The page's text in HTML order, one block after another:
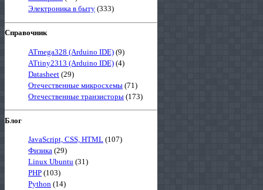
Электроника в быту (333)
Справочник
ATmega328 (Arduino IDE) (9)
ATtiny2313 (Arduino IDE) (4)
Datasheet (29)
Отечественные микросхемы (71)
Отечественные транзисторы (173)
Блог
JavaScript, CSS, HTML (107)
Физика (29)
Linux Ubuntu (31)
PHP (103)
Python (14)